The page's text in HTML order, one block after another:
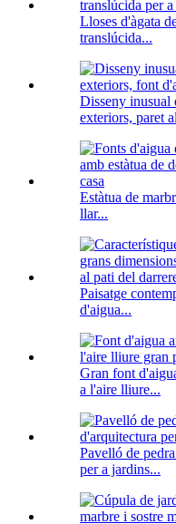
Lloses d'àgata
translúcida...
Disseny inusual
exteriors, paret
Estàtua de
llar...
Paisatge
d'aigua...
Gran font
a l'aire lliure...
Pavelló de
per a jardins...